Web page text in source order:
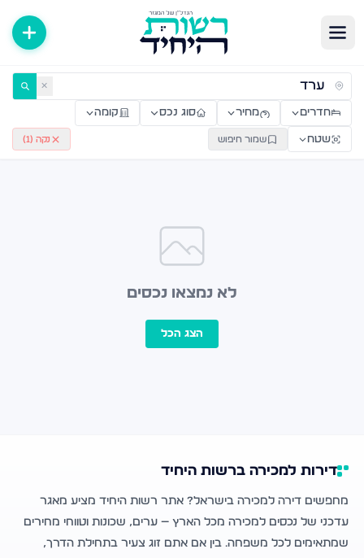
דירות למכירה ולהשכרה — רשות היחיד ✕
חדרים מחיר סוג נכס קומה
שטח שמור חיפוש נקה ( 1
)
לא נמצאו נכסים
הצג הכל
דירות למכירה ברשות היחיד
מחפשים דירה למכירה בישראל? אתר רשות היחיד מציע מאגר
עדכני של נכסים למכירה מכל הארץ — ערים, שכונות וטווחי מחירים
שמתאימים לכל משפחה. בין אם אתם זוג צעיר בתחילת הדרך,